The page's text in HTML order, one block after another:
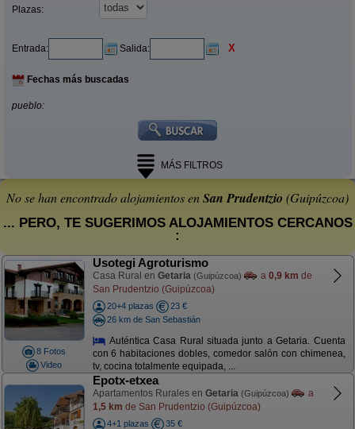
Plazas:
Entrada: Salida: X
Fechas más buscadas
pueblo:
MÁS FILTROS
No se han encontrado alojamientos enSan Prudentzio (Guipúzcoa)
... PERO, TE SUGERIMOS ALOJAMIENTOS CERCANOS
:
8 Fotos
Video
Usotegi Agroturismo
Casa Rural en Getaria (Guipúzcoa) a 0,9 km de
San Prudentzio (Guipúzcoa)
20+4 plazas
23 €
26 km de San Sebastián
Auténtica Casa Rural situada junto a Getaria. Cuenta
con 6 habitaciones dobles, comedor salón con chimenea,
tv, cocina totalmente equipada, ...
Epotx-etxea
Apartamentos Rurales en Getaria (Guipúzcoa)
a
1,5 km de San Prudentzio (Guipúzcoa)
4+1 plazas
35 €